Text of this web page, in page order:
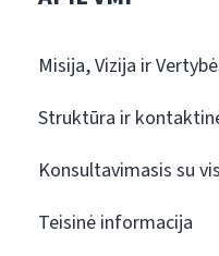
Misija, Vizija ir
Struktūra ir
Konsultavimasis su
Teisinė informacija